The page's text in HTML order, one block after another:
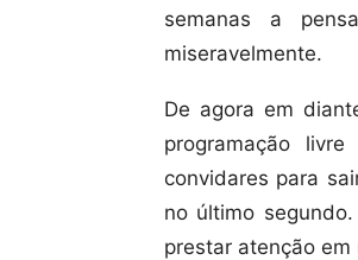
semanas a
miseravelmente.
De agora em
programação
convidares para
no último
prestar atenção em